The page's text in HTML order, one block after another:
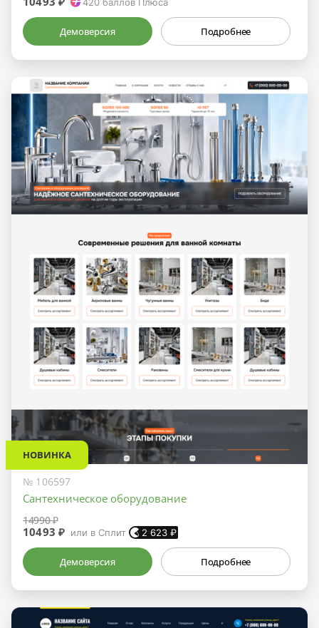
420 баллов Плюса
Демоверсия Подробнее
НОВИНКА
№ 106597
Сантехническое оборудование
14990 ₽
10493 ₽ или в Сплит 2 623 ₽
Демоверсия Подробнее